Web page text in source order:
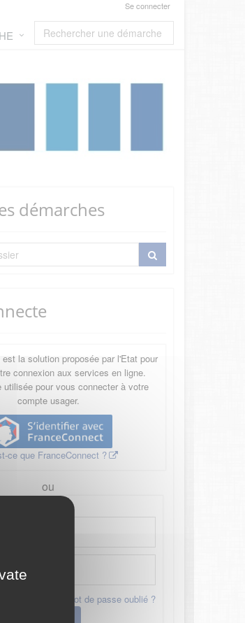
Se connecter
démarches
est la solution proposée par l'Etat pour
connexion aux services en ligne.
utilisée pour vous connecter à votre
compte usager.
ce que FranceConnect ?
ou
Mot de passe oublié ?